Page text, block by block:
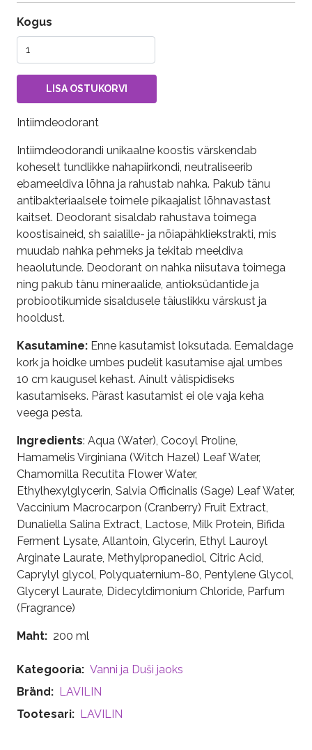
Kogus
Intiimdeodorant
Intiimdeodorandi unikaalne koostis värskendab
koheselt tundlikke nahapiirkondi, neutraliseerib
ebameeldiva lõhna ja rahustab nahka. Pakub tänu
antibakteriaalsele toimele pikaajalist lõhnavastast
kaitset. Deodorant sisaldab rahustava toimega
koostisaineid, sh saialille- ja nõiapähkliekstrakti, mis
muudab nahka pehmeks ja tekitab meeldiva
heaolutunde. Deodorant on nahka niisutava toimega
ning pakub tänu mineraalide, antioksüdantide ja
probiootikumide sisaldusele täiuslikku värskust ja
hooldust.
Kasutamine: Enne kasutamist loksutada. Eemaldage
kork ja hoidke umbes pudelit kasutamise ajal umbes
10 cm kaugusel kehast. Ainult välispidiseks
kasutamiseks. Pärast kasutamist ei ole vaja keha
veega pesta.
Ingredients: Aqua (Water), Cocoyl Proline,
Hamamelis Virginiana (Witch Hazel) Leaf Water,
Chamomilla Recutita Flower Water,
Ethylhexylglycerin, Salvia Officinalis (Sage) Leaf Water,
Vaccinium Macrocarpon (Cranberry) Fruit Extract,
Dunaliella Salina Extract, Lactose, Milk Protein, Bifida
Ferment Lysate, Allantoin, Glycerin, Ethyl Lauroyl
Arginate Laurate, Methylpropanediol, Citric Acid,
Caprylyl glycol, Polyquaternium-80, Pentylene Glycol,
Glyceryl Laurate, Didecyldimonium Chloride, Parfum
(Fragrance)
Maht 200 ml
Kategooria
Vanni ja Duši jaoks
Bränd
LAVILIN
Tootesari
LAVILIN